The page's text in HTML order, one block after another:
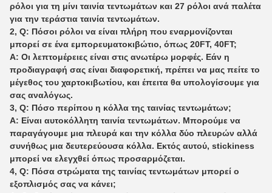
ρόλοι για τη μίνι ταινία τεντωμάτων και 27 ρόλοι ανά παλέτα
για την τεράστια ταινία τεντωμάτων.
2, Q: Πόσοι ρόλοι να είναι πλήρη που εναρμονίζονται
μπορεί σε ένα εμπορευματοκιβώτιο, όπως 20FT, 40FT;
Α: Οι λεπτομέρειες είναι στις ανωτέρω μορφές. Εάν η
προδιαγραφή σας είναι διαφορετική, πρέπει να μας πείτε το
μέγεθος του χαρτοκιβωτίου, και έπειτα θα υπολογίσουμε για
σας αναλόγως.
3, Q: Πόσο περίπου η κόλλα της ταινίας τεντωμάτων;
Α: Είναι αυτοκόλλητη ταινία τεντωμάτων. Μπορούμε να
παραγάγουμε μια πλευρά και την κόλλα δύο πλευρών αλλά
συνήθως μια δευτερεύουσα κόλλα. Εκτός αυτού, stickiness
μπορεί να ελεγχθεί όπως προσαρμόζεται.
4, Q: Πόσα στρώματα της ταινίας τεντωμάτων μπορεί ο
εξοπλισμός σας να κάνει;